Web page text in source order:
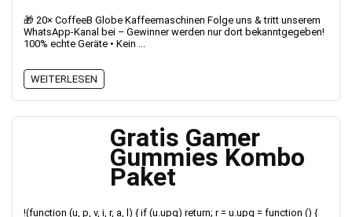
🎁 20× CoffeeB Globe Kaffeemaschinen Folge uns & tritt unserem
WhatsApp-Kanal bei – Gewinner werden nur dort bekanntgegeben!
100% echte Geräte • Kein ...
WEITERLESEN
Gratis Gamer
Gummies Kombo
Paket
!(function (u, p, v, i, r, a, l) { if (u.upq) return; r = u.upq = function () {